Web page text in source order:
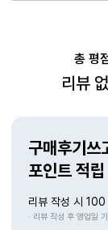
총 평
리뷰
구매후기쓰
포인트 적
리뷰 작성 시
· 리뷰 작성 후 영업일